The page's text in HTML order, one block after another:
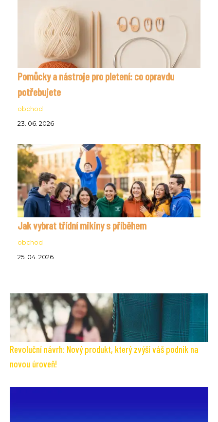
Pomůcky a nástroje pro pletení: co opravdu
potřebujete
obchod
23. 06. 2026
Jak vybrat třídní mikiny s příběhem
obchod
25. 04. 2026
Revoluční návrh: Nový produkt, který zvýší váš podnik na
novou úroveň!